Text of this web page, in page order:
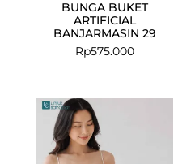
BUNGA BUKET
ARTIFICIAL
BANJARMASIN 29
Rp575.000